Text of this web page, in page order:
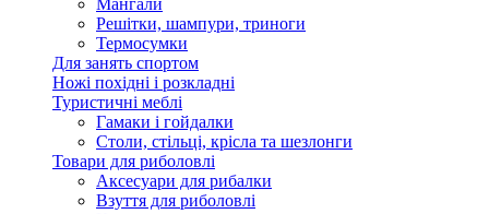
Мангали
Решітки, шампури, триноги
Термосумки
Для занять спортом
Ножі похідні і розкладні
Туристичні меблі
Гамаки і гойдалки
Столи, стільці, крісла та шезлонги
Товари для риболовлі
Аксесуари для рибалки
Взуття для риболовлі